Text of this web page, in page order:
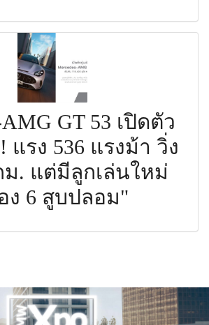
AMG GT 53 เปิดตัว
แรง 536 แรงม้า วิ่ง
ม. แต่มีลูกเล่นใหม่
ง 6 สูบปลอม"